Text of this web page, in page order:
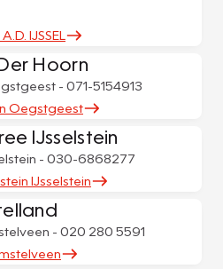
IJSSEL
Hoorn
- 071-5154913
Oegstgeest
IJsselstein
- 030-6868277
IJsselstein
- 020 280 5591